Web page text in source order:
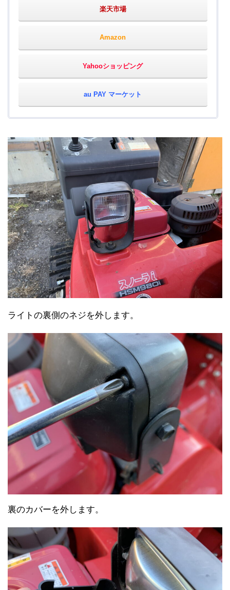
楽天市場
Amazon
Yahooショッピング
au PAY マーケット
ライトの裏側のネジを外します。
裏のカバーを外します。